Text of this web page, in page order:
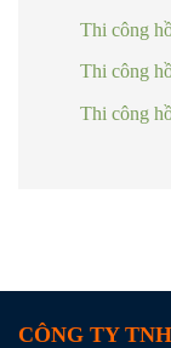
Thi công
Thi công
Thi công
CÔNG TY